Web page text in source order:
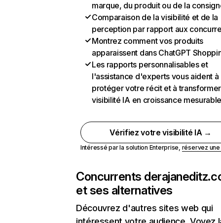
marque, du produit ou de la
Comparaison de la visibilité et de la
perception par rapport aux
Montrez comment vos produits
apparaissent dans ChatGPT
Les rapports personnalisables et
l'assistance d'experts vous aident à
protéger votre récit et à
visibilité IA en croissance
Vérifiez votre visibilité IA →
Intéressé par la solution Enterprise, réservez
Concurrents de
et ses alternatives
Découvrez d'autres sites web qui